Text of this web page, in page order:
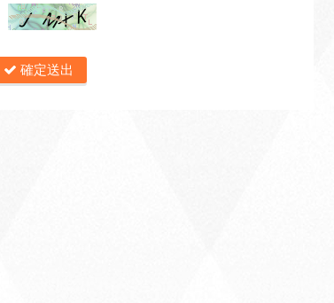
確定送出